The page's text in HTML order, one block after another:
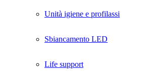
Unità igiene e profilassi
Sbiancamento LED
Life support